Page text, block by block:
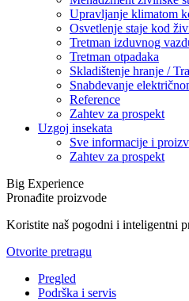
Upravljanje klimatom
Osvetlenje staje kod
Tretman izduvnog
Tretman otpadaka
Skladištenje hranje /
Snabdevanje
Reference
Zahtev za prospekt
Uzgoj insekata
Sve informacije i
Zahtev za prospekt
Big Experience
Pronađite proizvode
Koristite naš pogodni i inteligentni
Otvorite pretragu
Pregled
Podrška i servis